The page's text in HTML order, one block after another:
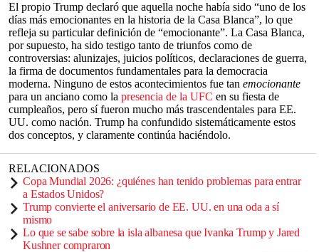
El propio Trump declaró que aquella noche había sido “uno de los
días más emocionantes en la historia de la Casa Blanca”, lo que
refleja su particular definición de “emocionante”. La Casa Blanca,
por supuesto, ha sido testigo tanto de triunfos como de
controversias: alunizajes, juicios políticos, declaraciones de guerra,
la firma de documentos fundamentales para la democracia
moderna. Ninguno de estos acontecimientos fue tan emocionante
para un anciano como la presencia de la UFC en su fiesta de
cumpleaños, pero sí fueron mucho más trascendentales para EE.
UU. como nación. Trump ha confundido sistemáticamente estos
dos conceptos, y claramente continúa haciéndolo.
RELACIONADOS
Copa Mundial 2026: ¿quiénes han tenido problemas para entrar
a Estados Unidos?
Trump convierte el aniversario de EE. UU. en una oda a sí
mismo
Lo que se sabe sobre la isla albanesa que Ivanka Trump y Jared
Kushner compraron